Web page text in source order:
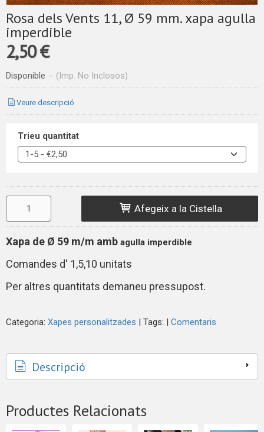
Rosa dels Vents 11, Ø 59 mm. xapa agulla
imperdible
2,50 €
Disponible - (Imp. No Inclosos)
Veure descripció
Trieu quantitat
Afegeix a la Cistella
Xapa de Ø 59 m/m amb agulla imperdible
Comandes d' 1,5,10 unitats
Per altres quantitats demaneu pressupost.
Categoria: Xapes personalitzades | Tags: | Comentaris
Descripció
Productes Relacionats